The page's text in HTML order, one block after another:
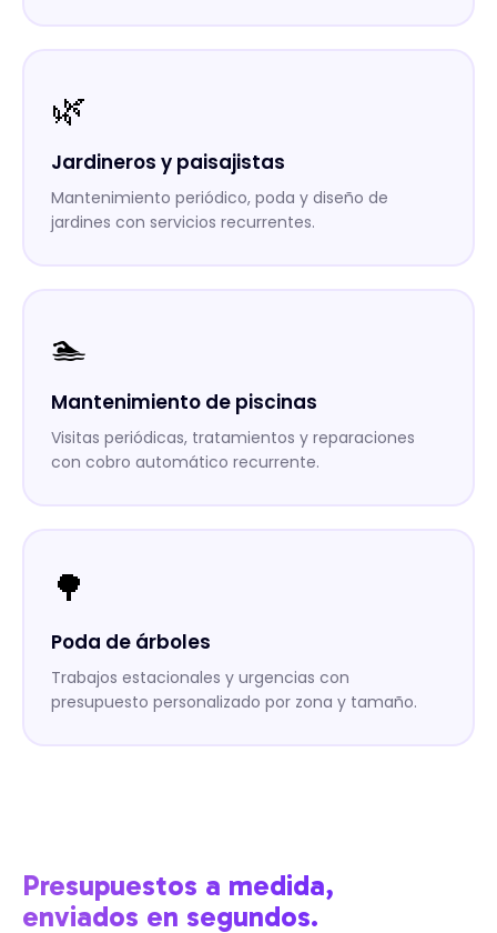
🌿
Jardineros y paisajistas
Mantenimiento periódico, poda y diseño de
jardines con servicios recurrentes.
🏊
Mantenimiento de piscinas
Visitas periódicas, tratamientos y reparaciones
con cobro automático recurrente.
🌳
Poda de árboles
Trabajos estacionales y urgencias con
presupuesto personalizado por zona y tamaño.
Presupuestos a medida,
enviados en segundos.